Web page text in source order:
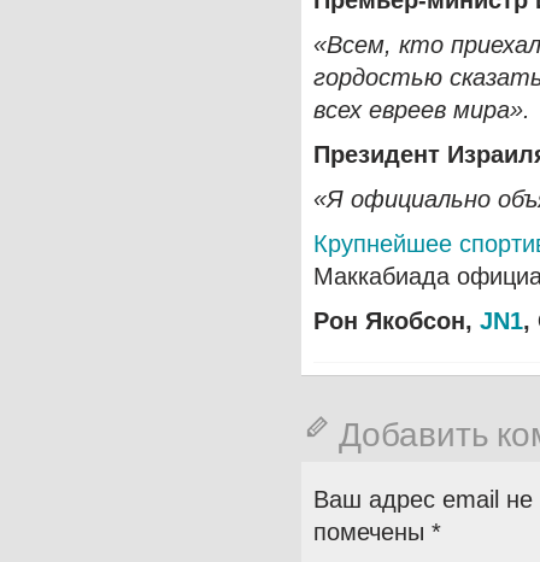
«Всем, кто
гордостью
всех евреев мира».
Президент
«Я официально
Крупнейшее
Маккабиада
Рон Якобсон, JN1,
Добавить
Ваш адрес email не
помечены *